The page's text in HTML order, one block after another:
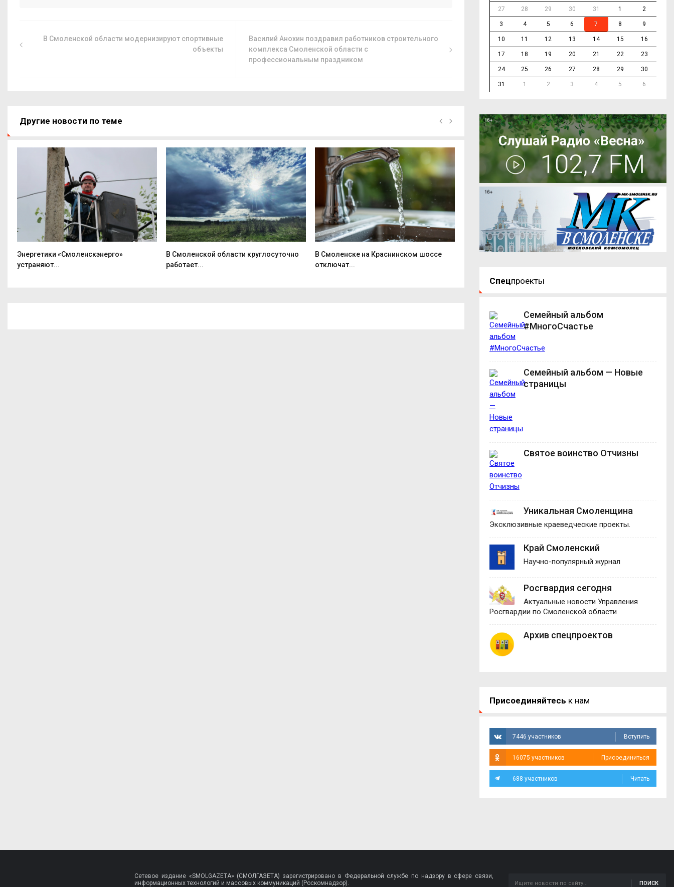
В Смоленской области модернизируют спортивные
объекты
Василий Анохин поздравил работников строительного
комплекса Смоленской области с
профессиональным праздником
Другие новости по теме
Энергетики «Смоленскэнерго»
устраняют...
В Смоленской области круглосуточно
работает...
В Смоленске на Краснинском шоссе
отключат...
Любовь Гаврилюк: События СВО
27 28 29 30 31 1 2
3 4 5 6 7 8 9
10 11 12 13 14 15 16
17 18 19 20 21 22 23
24 25 26 27 28 29 30
31 1 2 3 4 5 6
Спецпроекты
Семейный альбом
#МногоСчастье
Семейный альбом — Новые
страницы
Святое воинство Отчизны
Уникальная Смоленщина
Эксклюзивные краеведческие проекты.
Край Смоленский
Научно-популярный журнал
Росгвардия сегодня
Актуальные новости Управления
Росгвардии по Смоленской области
Архив спецпроектов
Присоединяйтесь к нам
7446 участников Вступить
16075 участников Присоединиться
688 участников Читать
Сетевое издание «SMOLGAZETA» (СМОЛГАЗЕТА) зарегистрировано в Федеральной службе по надзору в сфере связи,
информационных технологий и массовых коммуникаций (Роскомнадзор).
ПОИСК